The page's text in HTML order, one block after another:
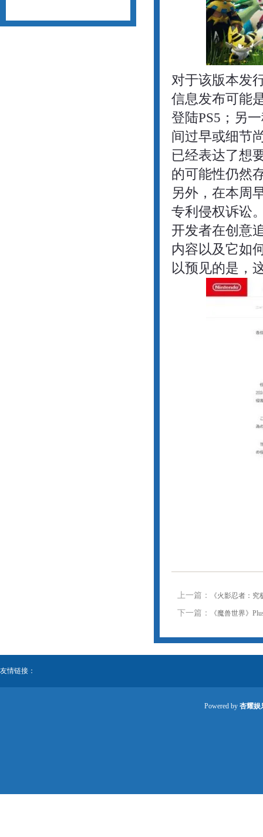
对于该版本发
信息发布可能
登陆PS5；另
间过早或细节
已经表达了想
的可能性仍然
另外，在本周
专利侵权诉讼
开发者在创意
内容以及它如
以预见的是，
上一篇： 《火影忍者：
下一篇： 《魔兽世界》
友情链接：
Powered by 杏耀娱